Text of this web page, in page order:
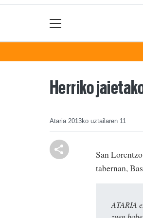
Herriko
Ataria 2013ko uztailaren 11
San
tabernan,
ATARIA